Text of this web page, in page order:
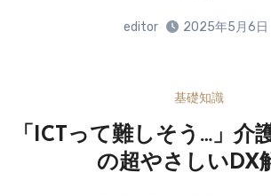
editor 2025年5月6日
基礎知識
「ICTって難しそう…」介
の超やさしいDX